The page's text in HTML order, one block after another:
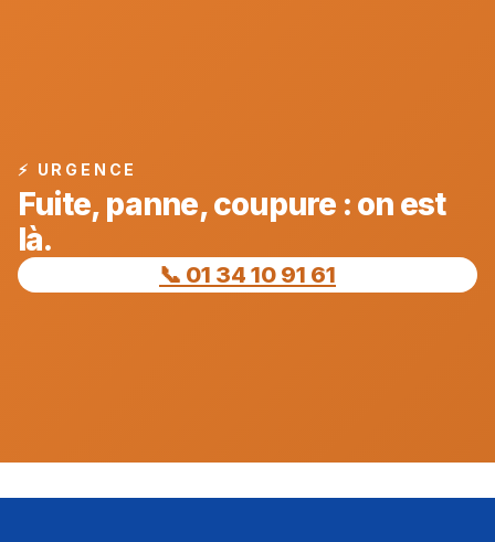
⚡ URGENCE
Fuite, panne, coupure : on est
là.
📞 01 34 10 91 61